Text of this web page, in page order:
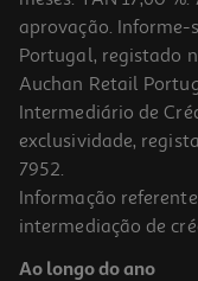
Arrumação Para
3.49 €/un
aprovação. Informe-
Portugal, registado
Auchan Retail
Intermediário de
exclusividade,
7952.
Informação
intermediação de
Ao longo do ano